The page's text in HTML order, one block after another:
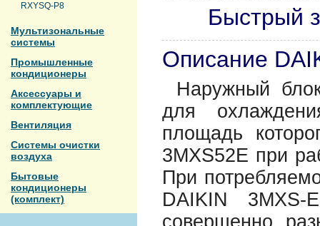
RXYSQ-P8
Мультизональные
системы
Промышленные
кондиционеры
Аксессуары и
комплектующие
Вентиляция
Системы очистки
воздуха
Бытовые
кондиционеры
(комплект)
Быстрый
Описание
Наружный
для
площадь
3MXS52E при
При
DAIKIN 3MXS-
совершенно